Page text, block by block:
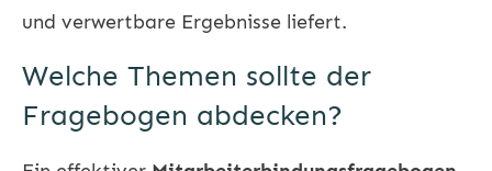
und verwertbare Ergebnisse liefert.
Welche Themen sollte der
Fragebogen abdecken?